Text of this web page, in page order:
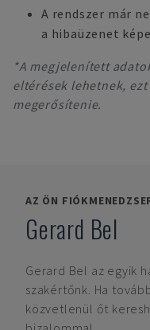
A rendszer már
a hibaüzenet
*A megjelenített
eltérések lehetnek,
megerősítenie.
AZ ÖN
Gerard Bel
Gerard Bel az egyik
szakértőnk. Ha
közvetlenül őt